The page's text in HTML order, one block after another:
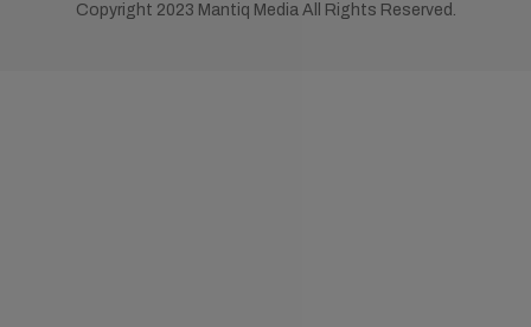
Copyright 2023 Mantiq Media All Rights Reserved.